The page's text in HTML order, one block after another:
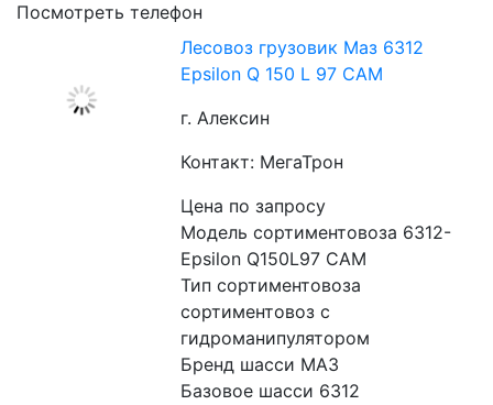
Посмотреть телефон
Лесовоз грузовик Маз 6312
Epsilon Q 150 L 97 CAM
г. Алексин
Контакт: МегаТрон
Цена по запросу
Модель сортиментовоза 6312-
Epsilon Q150L97 CAM
Тип сортиментовоза
сортиментовоз с
гидроманипулятором
Бренд шасси МАЗ
Базовое шасси 6312